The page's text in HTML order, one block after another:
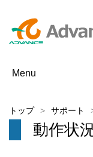
Menu
トップ サポート
動作状